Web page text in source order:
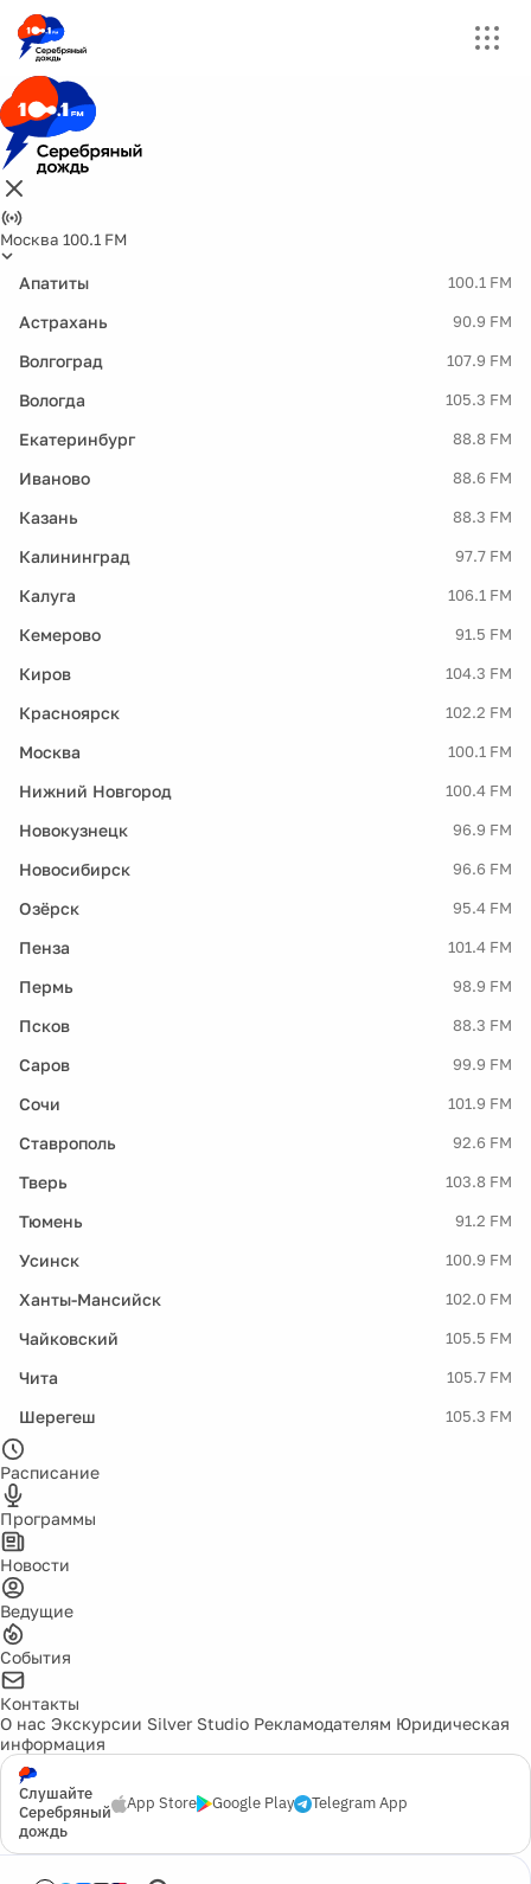
Москва 100.1 FM
Апатиты 100.1 FM
Астрахань 90.9 FM
Волгоград 107.9 FM
Вологда 105.3 FM
Екатеринбург 88.8 FM
Иваново 88.6 FM
Казань 88.3 FM
Калининград 97.7 FM
Калуга 106.1 FM
Кемерово 91.5 FM
Киров 104.3 FM
Красноярск 102.2 FM
Москва 100.1 FM
Нижний Новгород 100.4 FM
Новокузнецк 96.9 FM
Новосибирск 96.6 FM
Озёрск 95.4 FM
Пенза 101.4 FM
Пермь 98.9 FM
Псков 88.3 FM
Саров 99.9 FM
Сочи 101.9 FM
Ставрополь 92.6 FM
Тверь 103.8 FM
Тюмень 91.2 FM
Усинск 100.9 FM
Ханты-Мансийск 102.0 FM
Чайковский 105.5 FM
Чита 105.7 FM
Шерегеш 105.3 FM
Расписание
Программы
Новости
Ведущие
События
Контакты
О нас Экскурсии Silver Studio Рекламодателям Юридическая
информация
Слушайте
Серебряный
дождь
App Store Google Play Telegram App